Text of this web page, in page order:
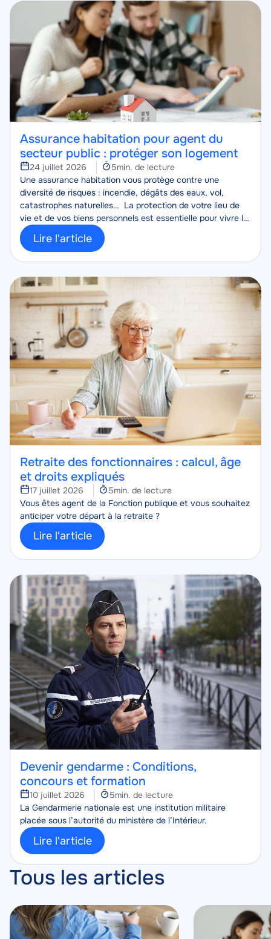
Image
Image
Assurance habitation pour agent du
secteur public : protéger son logement
24 juillet 2026
Temps
de
lecture
5min. de lecture
Corps
Une assurance habitation vous protège contre une
diversité de risques : incendie, dégâts des eaux, vol,
catastrophes naturelles… La protection de votre lieu de
vie et de vos biens personnels est essentielle pour vivre le
quotidien plus sereinement.
Lire l'article
Image
Image
Retraite des fonctionnaires : calcul, âge
et droits expliqués
17 juillet 2026
Temps
de
lecture
5min. de lecture
Corps
Vous êtes agent de la Fonction publique et vous souhaitez
anticiper votre départ à la retraite ?
Lire l'article
Image
Image
Devenir gendarme : Conditions,
concours et formation
10 juillet 2026
Temps
de
lecture
5min. de lecture
Corps
La Gendarmerie nationale est une institution militaire
placée sous l’autorité du ministère de l’Intérieur.
Lire l'article
Tous les articles
Image
Image Image
Image